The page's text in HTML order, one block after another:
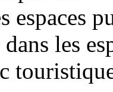
espaces
les